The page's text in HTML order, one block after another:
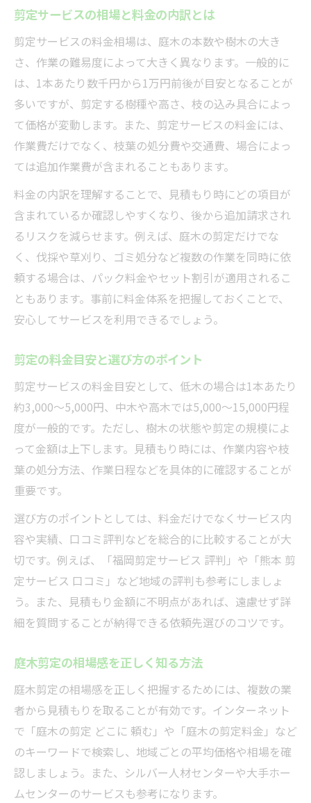
剪定サービスの評判や口コミの活用法
剪定の安全性を重視した依頼先の探し方
適正価格で依頼できる剪定サービスの特徴
剪定サービスの適正価格の見分け方
納得できる剪定費用の相場とは何か
選びやすい剪定サービスの特徴を解説
剪定料金の透明性が高い業者の見分け方
コスパ重視の剪定サービス選びのコツ
庭木の剪定はどこに頼むのが安心か比較
剪定依頼先ごとの安心ポイント比較
剪定サービスの依頼先別メリットとは
庭木の剪定でおすすめの依頼先選び
剪定業者の評判や実績を徹底比較
自分に合う剪定サービスの選び方
失敗しない剪定サービスの選定基準
剪定業者選びで見落としがちな点
剪定依頼でトラブルを防ぐ方法とは
納得できる剪定サービス見極め術
剪定業者との事前確認で安心依頼を
料金トラブルを避ける剪定のポイント
剪定依頼の流れと準備すべきこと
剪定サービスの活用で庭管理が楽になる
剪定料金の相場を理解して賢く依頼
剪定サービスの相場と料金の内訳とは
剪定サービスの料金相場は、庭木の本数や樹木の大き
さ、作業の難易度によって大きく異なります。一般的に
は、1本あたり数千円から1万円前後が目安となることが
多いですが、剪定する樹種や高さ、枝の込み具合によっ
て価格が変動します。また、剪定サービスの料金には、
作業費だけでなく、枝葉の処分費や交通費、場合によっ
ては追加作業費が含まれることもあります。
料金の内訳を理解することで、見積もり時にどの項目が
含まれているか確認しやすくなり、後から追加請求され
るリスクを減らせます。例えば、庭木の剪定だけでな
く、伐採や草刈り、ゴミ処分など複数の作業を同時に依
頼する場合は、パック料金やセット割引が適用されるこ
ともあります。事前に料金体系を把握しておくことで、
安心してサービスを利用できるでしょう。
剪定の料金目安と選び方のポイント
剪定サービスの料金目安として、低木の場合は1本あたり
約3,000～5,000円、中木や高木では5,000～15,000円程
度が一般的です。ただし、樹木の状態や剪定の規模によ
って金額は上下します。見積もり時には、作業内容や枝
葉の処分方法、作業日程などを具体的に確認することが
重要です。
選び方のポイントとしては、料金だけでなくサービス内
容や実績、口コミ評判などを総合的に比較することが大
切です。例えば、「福岡剪定サービス 評判」や「熊本 剪
定サービス 口コミ」など地域の評判も参考にしましょ
う。また、見積もり金額に不明点があれば、遠慮せず詳
細を質問することが納得できる依頼先選びのコツです。
庭木剪定の相場感を正しく知る方法
庭木剪定の相場感を正しく把握するためには、複数の業
者から見積もりを取ることが有効です。インターネット
で「庭木の剪定 どこに 頼む」や「庭木の剪定料金」など
のキーワードで検索し、地域ごとの平均価格や相場を確
認しましょう。また、シルバー人材センターや大手ホー
ムセンターのサービスも参考になります。